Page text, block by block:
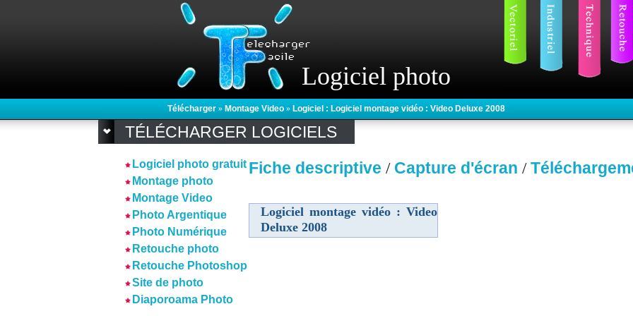
Logiciel photo
Télécharger » Montage Video » Logiciel : Logiciel montage vidéo : Video Deluxe 2008
TÉLÉCHARGER LOGICIELS
Logiciel photo gratuit
Montage photo
Montage Video
Photo Argentique
Photo Numérique
Retouche photo
Retouche Photoshop
Site de photo
Diaporoama Photo
Fiche descriptive / Capture d'écran /
Logiciel montage vidéo : Video
Deluxe 2008